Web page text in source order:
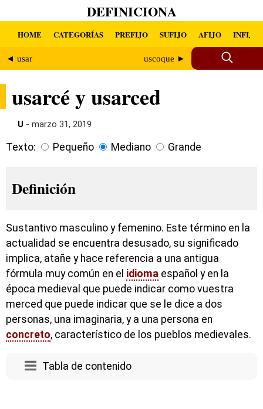
DEFINICIONA
HOME CATEGORÍAS PREFIJO SUFIJO AFIJO INFIJO
◄ usar uscoque ►
usarcé y usarced
U - marzo 31, 2019
Texto: Pequeño Mediano Grande
Definición
Sustantivo masculino y femenino. Este término en la
actualidad se encuentra desusado, su significado
implica, atañe y hace referencia a una antigua
fórmula muy común en el idioma español y en la
época medieval que puede indicar como vuestra
merced que puede indicar que se le dice a dos
personas, una imaginaria, y a una persona en
concreto, característico de los pueblos medievales.
Tabla de contenido